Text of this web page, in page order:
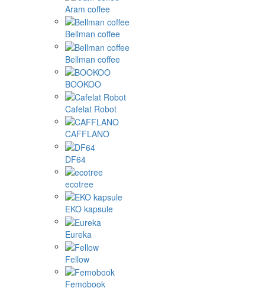
Aram coffee
Bellman coffee
Bellman coffee
BOOKOO
Cafelat Robot
CAFFLANO
DF64
ecotree
EKO kapsule
Eureka
Fellow
Femobook